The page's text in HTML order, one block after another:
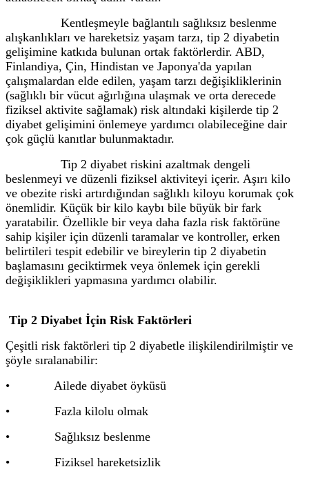
Kentleşmeyle bağlantılı sağlıksız beslenme
alışkanlıkları ve hareketsiz yaşam tarzı, tip 2 diyabetin
gelişimine katkıda bulunan ortak faktörlerdir. ABD,
Finlandiya, Çin, Hindistan ve Japonya'da yapılan
çalışmalardan elde edilen, yaşam tarzı değişikliklerinin
(sağlıklı bir vücut ağırlığına ulaşmak ve orta derecede
fiziksel aktivite sağlamak) risk altındaki kişilerde tip 2
diyabet gelişimini önlemeye yardımcı olabileceğine dair
çok güçlü kanıtlar bulunmaktadır.
Tip 2 diyabet riskini azaltmak dengeli
beslenmeyi ve düzenli fiziksel aktiviteyi içerir. Aşırı kilo
ve obezite riski artırdığından sağlıklı kiloyu korumak çok
önemlidir. Küçük bir kilo kaybı bile büyük bir fark
yaratabilir. Özellikle bir veya daha fazla risk faktörüne
sahip kişiler için düzenli taramalar ve kontroller, erken
belirtileri tespit edebilir ve bireylerin tip 2 diyabetin
başlamasını geciktirmek veya önlemek için gerekli
değişiklikleri yapmasına yardımcı olabilir.
Tip 2 Diyabet İçin Risk Faktörleri
Çeşitli risk faktörleri tip 2 diyabetle ilişkilendirilmiştir ve
şöyle sıralanabilir:
• Ailede diyabet öyküsü
• Fazla kilolu olmak
• Sağlıksız beslenme
• Fiziksel hareketsizlik